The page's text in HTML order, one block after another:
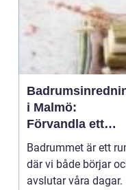
i Malmö:
Förvandla ett
enkelt badrum till
en harmonisk
Badrummet är ett
där vi både börjar
avslutar våra dagar.